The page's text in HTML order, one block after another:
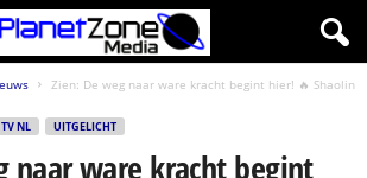
Zien: De weg naar ware kracht begint hier! 🔥 Shaolin
TV NL UITGELICHT
naar ware kracht begint